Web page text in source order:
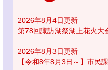
2026年8月4日更新
第78回諏訪湖祭湖上花火大
2026年8月3日更新
【令和8年8月3日～】市民